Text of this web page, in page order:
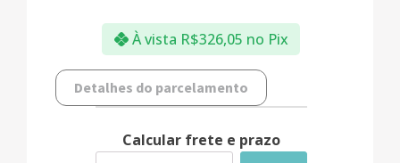
À vista R$326,05 no Pix
Detalhes do parcelamento
Calcular frete e prazo